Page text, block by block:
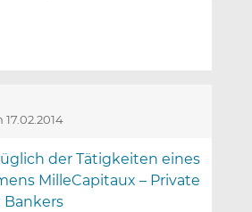
der Tätigkeiten eines
MilleCapitaux – Private